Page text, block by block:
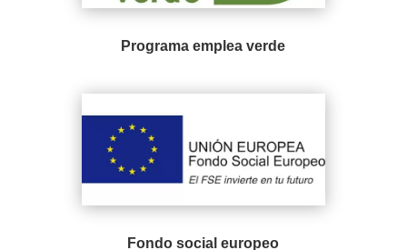
Programa emplea verde
Fondo social europeo